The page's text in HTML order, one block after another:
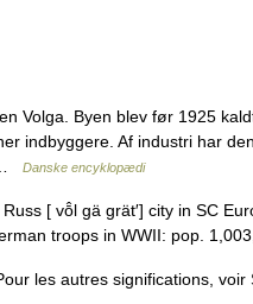
Volga. Byen blev før 1925
indbyggere. Af industri har
Danske encyklopædi
[ vō̂l gä grät′] city in SC
troops in WWII: pop.
les autres significations, voir